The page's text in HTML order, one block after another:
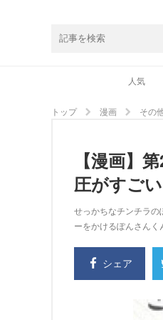
人気
トップ 漫画 その
【漫画】
圧がすご
せっかちなチンチラ
ーをかけるぽんさんく
シェア